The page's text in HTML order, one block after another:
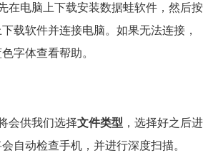
在电脑上下载安装数据蛙软件，然后按
载软件并连接电脑。如果无法连接，
字体查看帮助。
会供我们选择文件类型 ，选择好之后进
自动检查手机，并进行深度扫描。